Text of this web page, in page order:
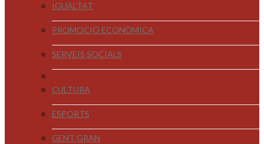
IGUALTAT
PROMOCIÓ ECONÒMICA
SERVEIS SOCIALS
CULTURA
ESPORTS
GENT GRAN